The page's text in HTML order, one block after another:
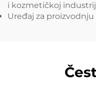
i kozmetičkoj
Uređaj za